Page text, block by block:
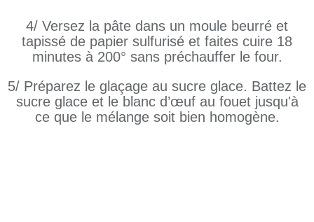
4/ Versez la pâte dans un moule beurré et
tapissé de papier sulfurisé et faites cuire 18
minutes à 200° sans préchauffer le four.
5/ Préparez le glaçage au sucre glace. Battez le
sucre glace et le blanc d’œuf au fouet jusqu'à
ce que le mélange soit bien homogène.